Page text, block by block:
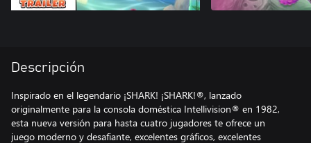
Descripción
Inspirado en el legendario ¡SHARK! ¡SHARK!®, lanzado
originalmente para la consola doméstica Intellivision® en 1982,
esta nueva versión para hasta cuatro jugadores te ofrece un
juego moderno y desafiante, excelentes gráficos, excelentes